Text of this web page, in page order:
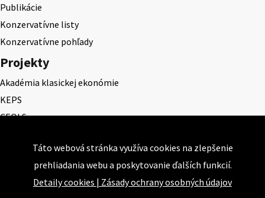
Publikácie
Konzervatívne listy
Konzervatívne pohľady
Projekty
Akadémia klasickej ekonómie
KEPS
CEQLS
Cena Ernesta Valka
Študentská esej
Deň daňového odbremenenia
Táto webová stránka využíva cookies na zlepšenie
prehliadania webu a poskytovanie ďalších funkcií.
Detaily cookies | Zásady ochrany osobných údajov